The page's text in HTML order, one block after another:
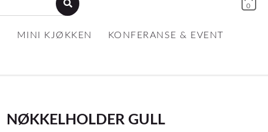
0
MINI KJØKKEN KONFERANSE & EVENT
NØKKELHOLDER GULL